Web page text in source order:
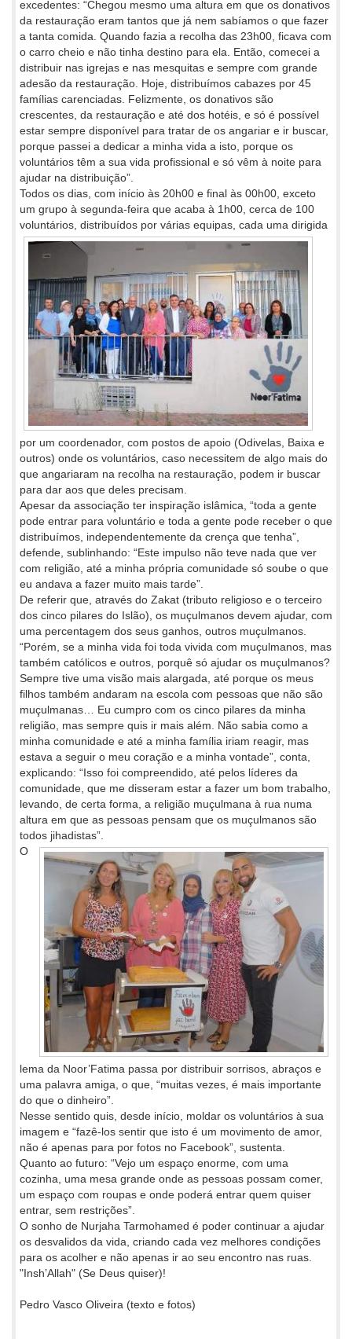
excedentes: “Chegou mesmo uma altura em que os donativos
da restauração eram tantos que já nem sabíamos o que fazer
a tanta comida. Quando fazia a recolha das 23h00, ficava com
o carro cheio e não tinha destino para ela. Então, comecei a
distribuir nas igrejas e nas mesquitas e sempre com grande
adesão da restauração. Hoje, distribuímos cabazes por 45
famílias carenciadas. Felizmente, os donativos são
crescentes, da restauração e até dos hotéis, e só é possível
estar sempre disponível para tratar de os angariar e ir buscar,
porque passei a dedicar a minha vida a isto, porque os
voluntários têm a sua vida profissional e só vêm à noite para
ajudar na distribuição”.
Todos os dias, com início às 20h00 e final às 00h00, exceto
um grupo à segunda-feira que acaba à 1h00, cerca de 100
voluntários, distribuídos por várias equipas, cada uma dirigida
por um coordenador, com postos de apoio (Odivelas, Baixa e
outros) onde os voluntários, caso necessitem de algo mais do
que angariaram na recolha na restauração, podem ir buscar
para dar aos que deles precisam.
Apesar da associação ter inspiração islâmica, “toda a gente
pode entrar para voluntário e toda a gente pode receber o que
distribuímos, independentemente da crença que tenha”,
defende, sublinhando: “Este impulso não teve nada que ver
com religião, até a minha própria comunidade só soube o que
eu andava a fazer muito mais tarde”.
De referir que, através do Zakat (tributo religioso e o terceiro
dos cinco pilares do Islão), os muçulmanos devem ajudar, com
uma percentagem dos seus ganhos, outros muçulmanos.
“Porém, se a minha vida foi toda vivida com muçulmanos, mas
também católicos e outros, porquê só ajudar os muçulmanos?
Sempre tive uma visão mais alargada, até porque os meus
filhos também andaram na escola com pessoas que não são
muçulmanas… Eu cumpro com os cinco pilares da minha
religião, mas sempre quis ir mais além. Não sabia como a
minha comunidade e até a minha família iriam reagir, mas
estava a seguir o meu coração e a minha vontade”, conta,
explicando: “Isso foi compreendido, até pelos líderes da
comunidade, que me disseram estar a fazer um bom trabalho,
levando, de certa forma, a religião muçulmana à rua numa
altura em que as pessoas pensam que os muçulmanos são
todos jihadistas”.
O
lema da Noor’Fatima passa por distribuir sorrisos, abraços e
uma palavra amiga, o que, “muitas vezes, é mais importante
do que o dinheiro”.
Nesse sentido quis, desde início, moldar os voluntários à sua
imagem e “fazê-los sentir que isto é um movimento de amor,
não é apenas para por fotos no Facebook”, sustenta.
Quanto ao futuro: “Vejo um espaço enorme, com uma
cozinha, uma mesa grande onde as pessoas possam comer,
um espaço com roupas e onde poderá entrar quem quiser
entrar, sem restrições”.
O sonho de Nurjaha Tarmohamed é poder continuar a ajudar
os desvalidos da vida, criando cada vez melhores condições
para os acolher e não apenas ir ao seu encontro nas ruas.
"Insh’Allah" (Se Deus quiser)!
Pedro Vasco Oliveira (texto e fotos)